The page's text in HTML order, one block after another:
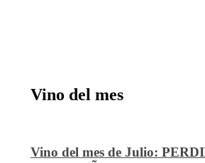
Vino del mes
Vino del mes de Julio: